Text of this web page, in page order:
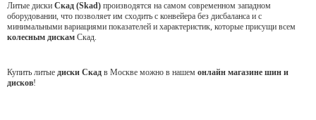
Литые диски Скад (Skad) производятся на самом современном западном
оборудовании, что позволяет им сходить с конвейера без дисбаланса и с
минимальными вариациями показателей и характеристик, которые присущи всем
колесным дискам Скад.
Купить литые диски Скад в Москве можно в нашем онлайн магазине шин и
дисков!